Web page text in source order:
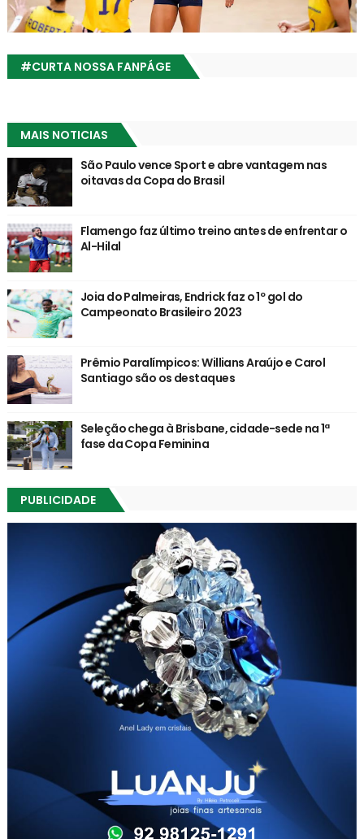
#CURTA NOSSA FANPÁGE
MAIS NOTICIAS
São Paulo vence Sport e abre vantagem nas
oitavas da Copa do Brasil
Flamengo faz último treino antes de enfrentar o
Al-Hilal
Joia do Palmeiras, Endrick faz o 1º gol do
Campeonato Brasileiro 2023
Prêmio Paralímpicos: Willians Araújo e Carol
Santiago são os destaques
Seleção chega à Brisbane, cidade-sede na 1ª
fase da Copa Feminina
PUBLICIDADE